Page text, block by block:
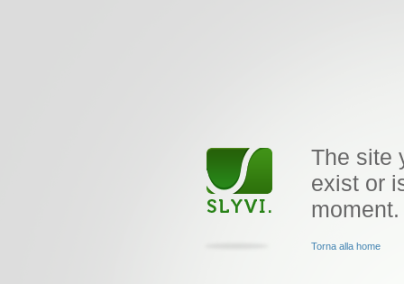
The site
exist or
moment.
Torna alla home